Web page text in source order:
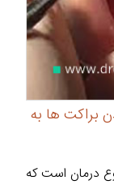
براکت ها به
درمان است که